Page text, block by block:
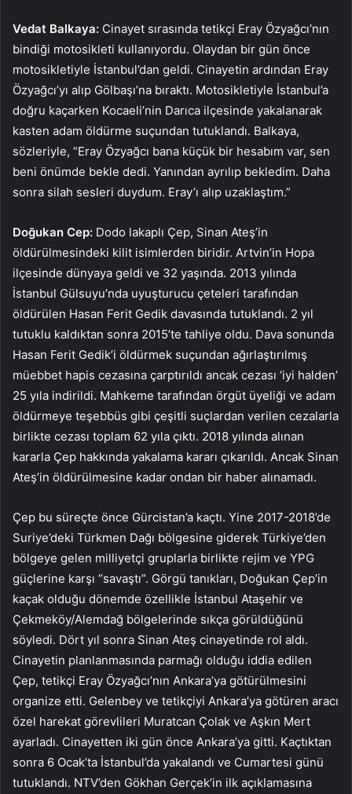
Vedat Balkaya: Cinayet sırasında tetikçi Eray Özyağcı’nın
bindiği motosikleti kullanıyordu. Olaydan bir gün önce
motosikletiyle İstanbul’dan geldi. Cinayetin ardından Eray
Özyağcı’yı alıp Gölbaşı’na bıraktı. Motosikletiyle İstanbul’a
doğru kaçarken Kocaeli’nin Darıca ilçesinde yakalanarak
kasten adam öldürme suçundan tutuklandı. Balkaya,
sözleriyle, “Eray Özyağcı bana küçük bir hesabım var, sen
beni önümde bekle dedi. Yanından ayrılıp bekledim. Daha
sonra silah sesleri duydum. Eray’ı alıp uzaklaştım.”
Doğukan Cep: Dodo lakaplı Çep, Sinan Ateş’in
öldürülmesindeki kilit isimlerden biridir. Artvin’in Hopa
ilçesinde dünyaya geldi ve 32 yaşında. 2013 yılında
İstanbul Gülsuyu’nda uyuşturucu çeteleri tarafından
öldürülen Hasan Ferit Gedik davasında tutuklandı. 2 yıl
tutuklu kaldıktan sonra 2015’te tahliye oldu. Dava sonunda
Hasan Ferit Gedik’i öldürmek suçundan ağırlaştırılmış
müebbet hapis cezasına çarptırıldı ancak cezası ‘iyi halden’
25 yıla indirildi. Mahkeme tarafından örgüt üyeliği ve adam
öldürmeye teşebbüs gibi çeşitli suçlardan verilen cezalarla
birlikte cezası toplam 62 yıla çıktı. 2018 yılında alınan
kararla Çep hakkında yakalama kararı çıkarıldı. Ancak Sinan
Ateş’in öldürülmesine kadar ondan bir haber alınamadı.
Çep bu süreçte önce Gürcistan’a kaçtı. Yine 2017-2018’de
Suriye’deki Türkmen Dağı bölgesine giderek Türkiye’den
bölgeye gelen milliyetçi gruplarla birlikte rejim ve YPG
güçlerine karşı “savaştı”. Görgü tanıkları, Doğukan Çep’in
kaçak olduğu dönemde özellikle İstanbul Ataşehir ve
Çekmeköy/Alemdağ bölgelerinde sıkça görüldüğünü
söyledi. Dört yıl sonra Sinan Ateş cinayetinde rol aldı.
Cinayetin planlanmasında parmağı olduğu iddia edilen
Çep, tetikçi Eray Özyağcı’nın Ankara’ya götürülmesini
organize etti. Gelenbey ve tetikçiyi Ankara’ya götüren aracı
özel harekat görevlileri Muratcan Çolak ve Aşkın Mert
ayarladı. Cinayetten iki gün önce Ankara’ya gitti. Kaçtıktan
sonra 6 Ocak’ta İstanbul’da yakalandı ve Cumartesi günü
tutuklandı. NTV’den Gökhan Gerçek’in ilk açıklamasına